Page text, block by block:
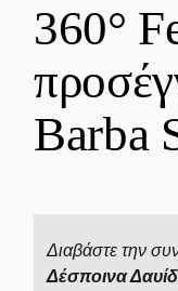
360°
Barba
Διαβάστε την
Δέσποινα